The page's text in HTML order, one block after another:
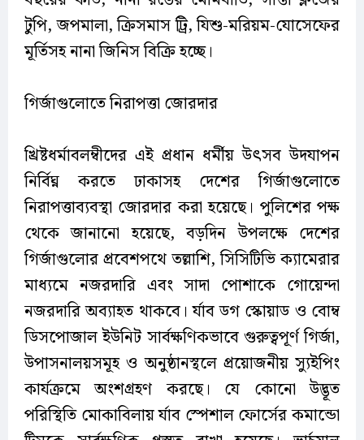
টুপি, জপমালা, ক্রিসমাস ট্রি, যিশু-মরিয়ম-যোসেফের
মূর্তিসহ নানা জিনিস বিক্রি হচ্ছে।
গির্জাগুলোতে নিরাপত্তা জোরদার
খ্রিষ্টধর্মাবলম্বীদের এই প্রধান ধর্মীয় উৎসব উদযাপন
নির্বিঘ্ন করতে ঢাকাসহ দেশের গির্জাগুলোতে
নিরাপত্তাব্যবস্থা জোরদার করা হয়েছে। পুলিশের পক্ষ
থেকে জানানো হয়েছে, বড়দিন উপলক্ষে দেশের
গির্জাগুলোর প্রবেশপথে তল্লাশি, সিসিটিভি ক্যামেরার
মাধ্যমে নজরদারি এবং সাদা পোশাকে গোয়েন্দা
নজরদারি অব্যাহত থাকবে। র্যাব ডগ স্কোয়াড ও বোম্ব
ডিসপোজাল ইউনিট সার্বক্ষণিকভাবে গুরুত্বপূর্ণ গির্জা,
উপাসনালয়সমূহ ও অনুষ্ঠানস্থলে প্রয়োজনীয় স্যুইপিং
কার্যক্রমে অংশগ্রহণ করছে। যে কোনো উদ্ভূত
পরিস্থিতি মোকাবিলায় র্যাব স্পেশাল ফোর্সের কমান্ডো